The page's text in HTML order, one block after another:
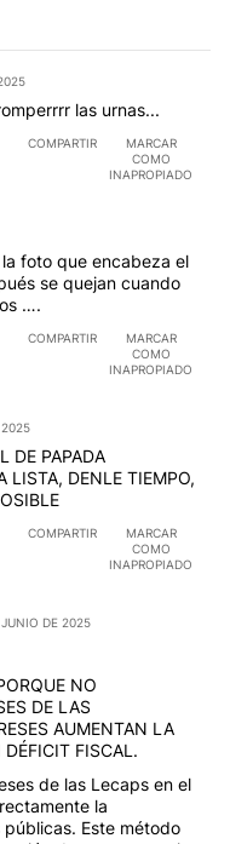
las urnas...
COMPARTIR
MARCAR
COMO
INAPROPIADO
foto que encabeza el
se quejan cuando
….
COMPARTIR
MARCAR
COMO
INAPROPIADO
2025
DE PAPADA
LISTA, DENLE TIEMPO,
COMPARTIR
MARCAR
COMO
INAPROPIADO
JUNIO DE 2025
NO
DE LAS
AUMENTAN LA
DÉFICIT FISCAL.
de las Lecaps en el
la
Este método